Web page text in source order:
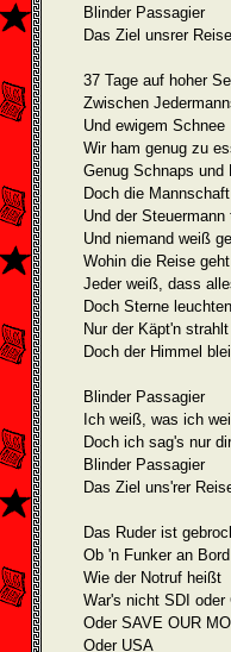
Blinder Passagier
Das Ziel unsrer
37 Tage auf hoher
Zwischen
Und ewigem Schnee
Wir ham genug zu
Genug Schnaps und
Doch die
Und der Steuermann
Und niemand weiß
Wohin die Reise geht
Jeder weiß, dass
Doch Sterne
Nur der Käpt'n strahlt
Doch der Himmel
Blinder Passagier
Ich weiß, was ich
Doch ich sag's nur dir
Blinder Passagier
Das Ziel uns'rer
Das Ruder ist
Ob 'n Funker an
Wie der Notruf heißt
War's nicht SDI oder
Oder SAVE OUR
Oder USA